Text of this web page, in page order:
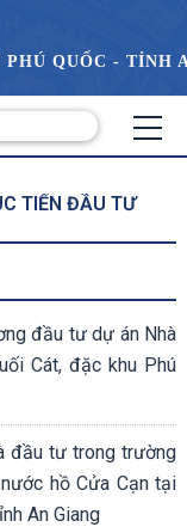
QUỐC - TỈNH
TIẾN ĐẦU TƯ
đầu tư dự án Nhà
Cát, đặc khu Phú
đầu tư trong trường
hồ Cửa Cạn tại
An Giang